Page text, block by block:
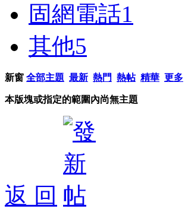
固網電話1
其他5
新窗 全部主題 最新 熱門 熱帖 精華 更多
本版塊或指定的範圍內尚無主題
返 回